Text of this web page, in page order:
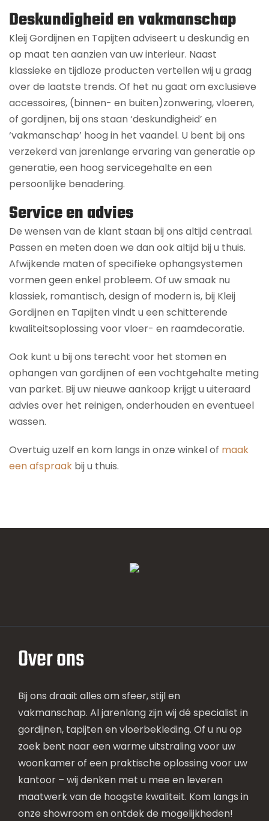
Deskundigheid en vakmanschap
Kleij Gordijnen en Tapijten adviseert u deskundig en
op maat ten aanzien van uw interieur. Naast
klassieke en tijdloze producten vertellen wij u graag
over de laatste trends. Of het nu gaat om exclusieve
accessoires, (binnen- en buiten)zonwering, vloeren,
of gordijnen, bij ons staan ‘deskundigheid’ en
‘vakmanschap’ hoog in het vaandel. U bent bij ons
verzekerd van jarenlange ervaring van generatie op
generatie, een hoog servicegehalte en een
persoonlijke benadering.
Service en advies
De wensen van de klant staan bij ons altijd centraal.
Passen en meten doen we dan ook altijd bij u thuis.
Afwijkende maten of specifieke ophangsystemen
vormen geen enkel probleem. Of uw smaak nu
klassiek, romantisch, design of modern is, bij Kleij
Gordijnen en Tapijten vindt u een schitterende
kwaliteitsoplossing voor vloer- en raamdecoratie.
Ook kunt u bij ons terecht voor het stomen en
ophangen van gordijnen of een vochtgehalte meting
van parket. Bij uw nieuwe aankoop krijgt u uiteraard
advies over het reinigen, onderhouden en eventueel
wassen.
Overtuig uzelf en kom langs in onze winkel of maak
een afspraak bij u thuis.
Over ons
Bij ons draait alles om sfeer, stijl en
vakmanschap. Al jarenlang zijn wij dé specialist in
gordijnen, tapijten en vloerbekleding. Of u nu op
zoek bent naar een warme uitstraling voor uw
woonkamer of een praktische oplossing voor uw
kantoor – wij denken met u mee en leveren
maatwerk van de hoogste kwaliteit. Kom langs in
onze showroom en ontdek de mogelijkheden!